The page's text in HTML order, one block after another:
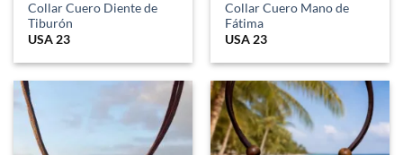
Collar Cuero Diente de
Tiburón
USA23
Collar Cuero Mano de
Fátima
USA23